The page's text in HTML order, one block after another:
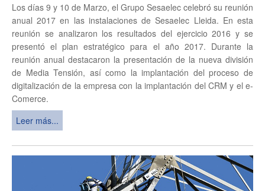
Los días 9 y 10 de Marzo, el Grupo Sesaelec celebró su reunión
anual 2017 en las instalaciones de Sesaelec Lleida. En esta
reunión se analizaron los resultados del ejercicio 2016 y se
presentó el plan estratégico para el año 2017. Durante la
reunión anual destacaron la presentación de la nueva división
de Media Tensión, así como la implantación del proceso de
digitalización de la empresa con la implantación del CRM y el e-
Comerce.
Leer más...